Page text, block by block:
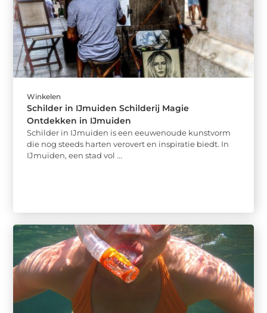
Winkelen
Schilder in IJmuiden Schilderij Magie
Ontdekken in IJmuiden
Schilder in IJmuiden is een eeuwenoude kunstvorm
die nog steeds harten verovert en inspiratie biedt. In
IJmuiden, een stad vol ...